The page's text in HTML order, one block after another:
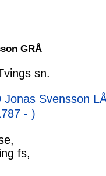
GRÅ
sn.
Jonas Svensson
- )
fs,